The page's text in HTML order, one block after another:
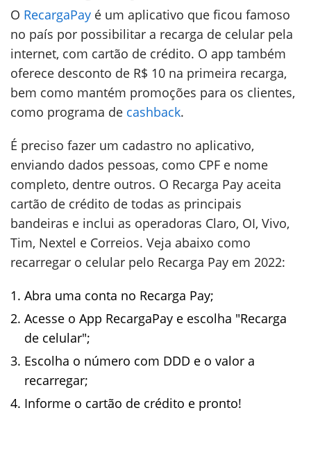
O RecargaPay é um aplicativo que ficou famoso
no país por possibilitar a recarga de celular pela
internet, com cartão de crédito. O app também
oferece desconto de R$ 10 na primeira recarga,
bem como mantém promoções para os clientes,
como programa de cashback.
É preciso fazer um cadastro no aplicativo,
enviando dados pessoas, como CPF e nome
completo, dentre outros. O Recarga Pay aceita
cartão de crédito de todas as principais
bandeiras e inclui as operadoras Claro, OI, Vivo,
Tim, Nextel e Correios. Veja abaixo como
recarregar o celular pelo Recarga Pay em 2022:
Abra uma conta no Recarga Pay;
Acesse o App RecargaPay e escolha "Recarga
de celular";
Escolha o número com DDD e o valor a
recarregar;
Informe o cartão de crédito e pronto!